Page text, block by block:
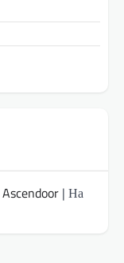
Ascendoor | На